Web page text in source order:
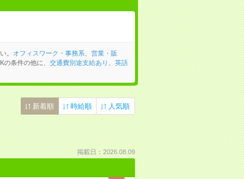
。 オフィスワーク・事務系
営業・販
条件の他に、 交通費別途支給あり
英語
新着順 時給順 人気順
掲載日：2026.08.09